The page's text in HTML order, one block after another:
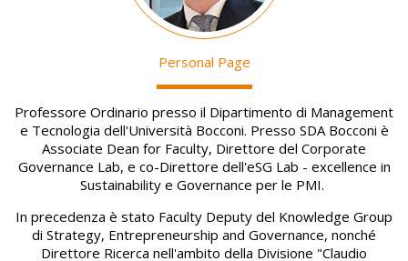
Personal Page
Professore Ordinario presso il Dipartimento di Management
e Tecnologia dell'Università Bocconi. Presso SDA Bocconi è
Associate Dean for Faculty, Direttore del Corporate
Governance Lab, e co-Direttore dell'eSG Lab - excellence in
Sustainability e Governance per le PMI.
In precedenza è stato Faculty Deputy del Knowledge Group
di Strategy, Entrepreneurship and Governance, nonché
Direttore Ricerca nell'ambito della Divisione "Claudio